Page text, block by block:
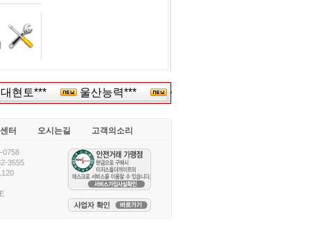
토*** 울산능력*** 삼성전자(주)삼********
터 오시는길 고객의소리
0758
3555